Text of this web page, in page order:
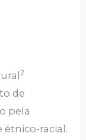
2
de
pela
étnico-racial.